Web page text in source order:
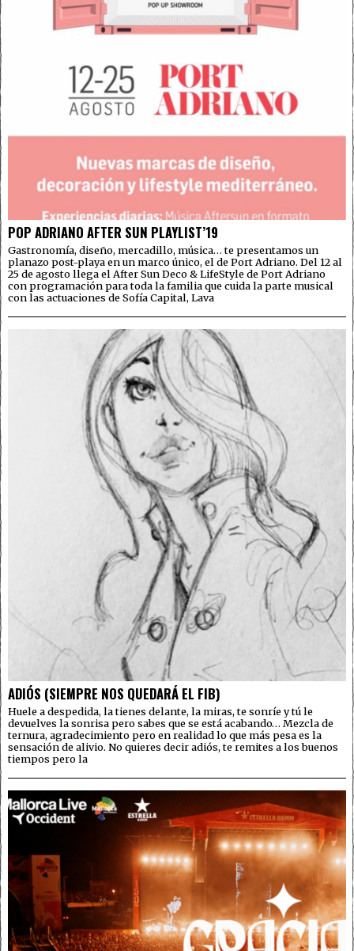
POP ADRIANO AFTER SUN PLAYLIST’19
Gastronomía, diseño, mercadillo, música… te presentamos un
planazo post-playa en un marco único, el de Port Adriano. Del 12 al
25 de agosto llega el After Sun Deco & LifeStyle de Port Adriano
con programación para toda la familia que cuida la parte musical
con las actuaciones de Sofía Capital, Lava
ADIÓS (SIEMPRE NOS QUEDARÁ EL FIB)
Huele a despedida, la tienes delante, la miras, te sonríe y tú le
devuelves la sonrisa pero sabes que se está acabando… Mezcla de
ternura, agradecimiento pero en realidad lo que más pesa es la
sensación de alivio. No quieres decir adiós, te remites a los buenos
tiempos pero la